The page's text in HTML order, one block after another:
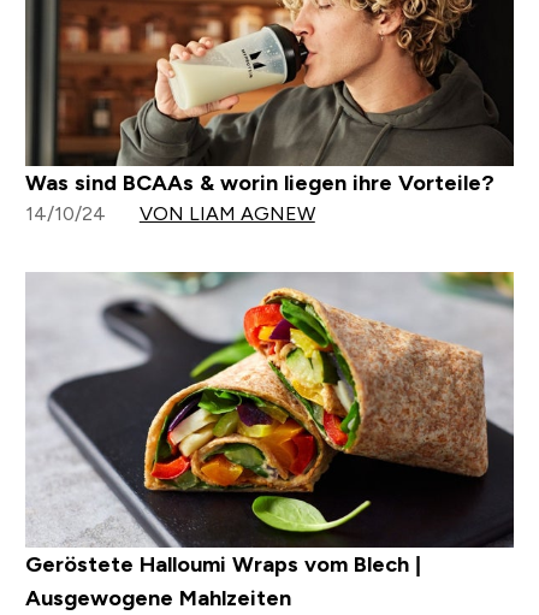
Was sind BCAAs & worin liegen ihre Vorteile?
14/10/24 VON LIAM AGNEW
Geröstete Halloumi Wraps vom Blech |
Ausgewogene Mahlzeiten